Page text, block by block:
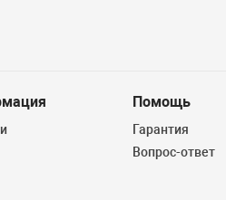
Помощь
Гарантия
Вопрос-ответ